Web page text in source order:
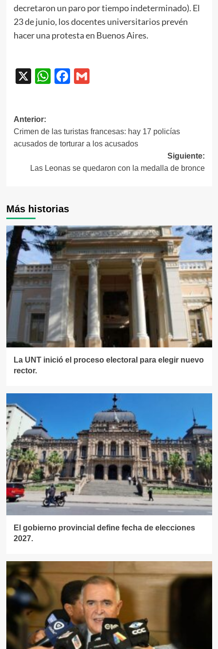
decretaron un paro por tiempo indeterminado). El
23 de junio, los docentes universitarios prevén
hacer una protesta en Buenos Aires.
X WhatsApp
Facebook
Gmail
Navegación
de
Anterior:
Crimen de las turistas francesas: hay 17 policías
acusados de torturar a los acusados
Siguiente:
Las Leonas se quedaron con la medalla de bronce
Más historias
La UNT inició el proceso electoral para elegir nuevo
rector.
El gobierno provincial define fecha de elecciones
2027.